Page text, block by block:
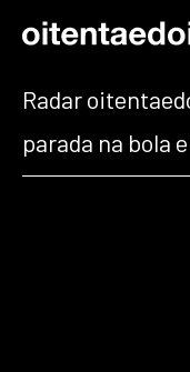
Radar
parada na bola